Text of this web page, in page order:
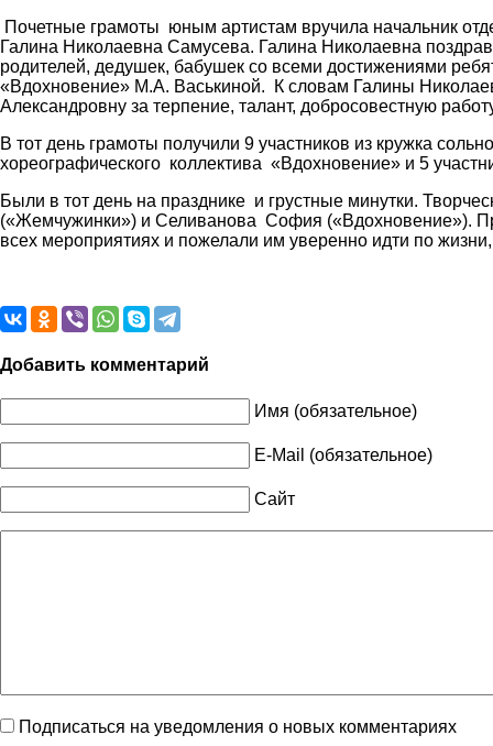
Почетные грамоты юным артистам вручила начальник
Галина Николаевна Самусева. Галина Николаевна
родителей, дедушек, бабушек со всеми достижениями
«Вдохновение» М.А. Васькиной. К словам Галины
Александровну за терпение, талант, добросовестную
В тот день грамоты получили 9 участников из кружка
хореографического коллектива «Вдохновение» и 5
Были в тот день на празднике и грустные минутки.
(«Жемчужинки») и Селиванова София («Вдохновение»).
всех мероприятиях и пожелали им уверенно идти по
Добавить комментарий
Имя (обязательное)
E-Mail (обязательное)
Сайт
Подписаться на уведомления о новых комментариях